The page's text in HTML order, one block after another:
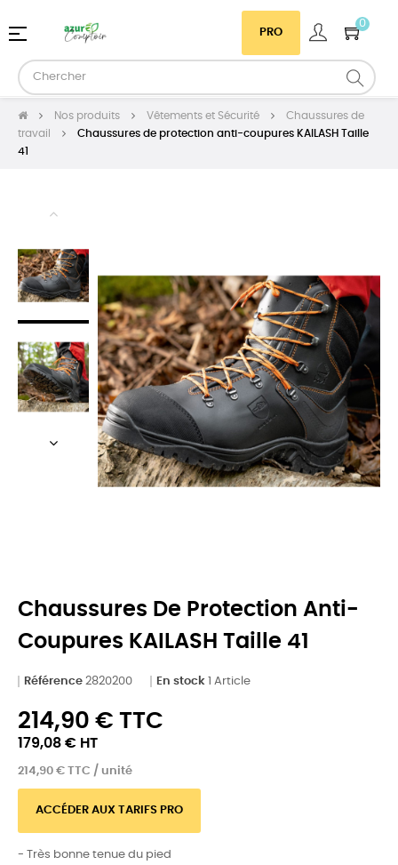
PRO
0
Basculer
navigation
☰
Nos produits Vêtements et Sécurité
Chaussures de
travail
Chaussures de protection anti-coupures KAILASH Taille
41
Chaussures De Protection Anti-
Coupures KAILASH Taille 41
Référence 2820200 En stock 1 Article
214,90 € TTC
179,08 € HT
214,90 € TTC / unité
ACCÉDER AUX TARIFS PRO
- Très bonne tenue du pied